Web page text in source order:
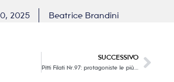
2025 Beatrice Brandini
SUCCESSIVO